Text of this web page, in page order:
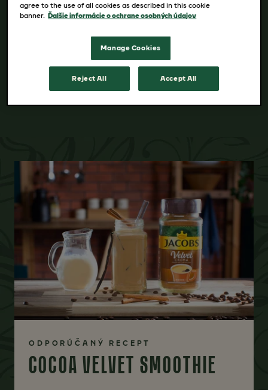
VIAC PODROBNOSTÍ O PRODUKTE
ODPORÚČANÝ RECEPT
COCOA VELVET SMOOTHIE
agree to the use of all cookies as described in this cookie
banner. Ďalšie informácie o ochrane osobných údajov
Manage Cookies
Reject All Accept All